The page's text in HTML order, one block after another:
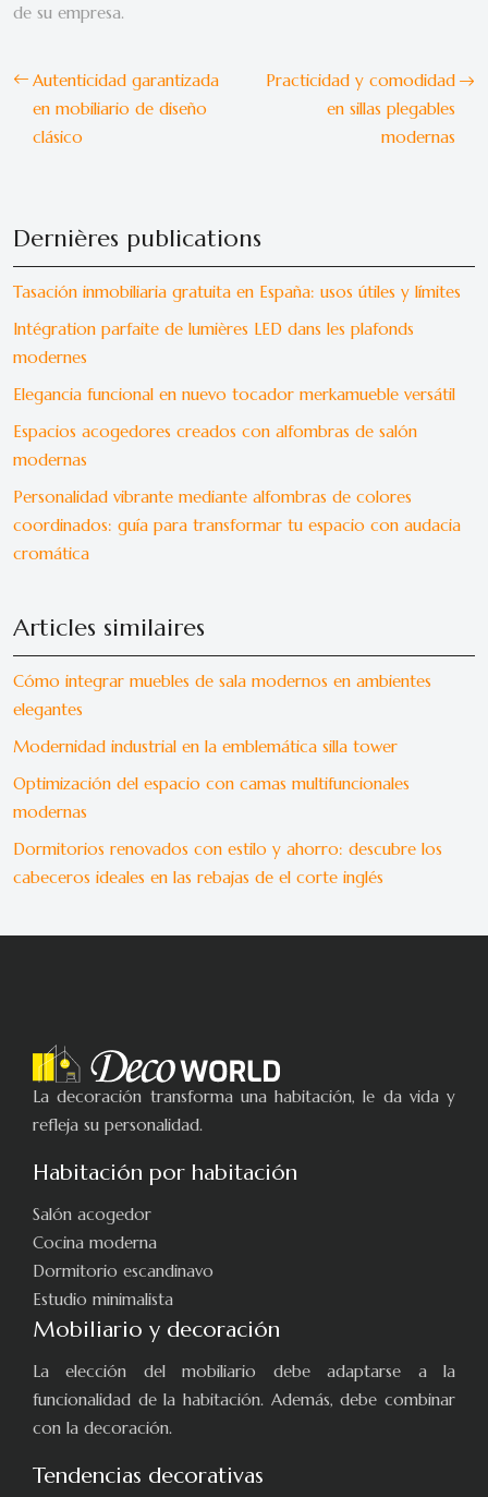
de su empresa.
Autenticidad garantizada
en mobiliario de diseño
clásico
Practicidad y comodidad
en sillas plegables
modernas
Dernières publications
Tasación inmobiliaria gratuita en España: usos útiles y límites
Intégration parfaite de lumières LED dans les plafonds
modernes
Elegancia funcional en nuevo tocador merkamueble versátil
Espacios acogedores creados con alfombras de salón
modernas
Personalidad vibrante mediante alfombras de colores
coordinados: guía para transformar tu espacio con audacia
cromática
Articles similaires
Cómo integrar muebles de sala modernos en ambientes
elegantes
Modernidad industrial en la emblemática silla tower
Optimización del espacio con camas multifuncionales
modernas
Dormitorios renovados con estilo y ahorro: descubre los
cabeceros ideales en las rebajas de el corte inglés
La decoración transforma una habitación, le da vida y
refleja su personalidad.
Habitación por habitación
Salón acogedor
Cocina moderna
Dormitorio escandinavo
Estudio minimalista
Mobiliario y decoración
La elección del mobiliario debe adaptarse a la
funcionalidad de la habitación. Además, debe combinar
con la decoración.
Tendencias decorativas